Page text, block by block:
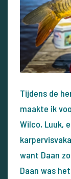
Tijdens de
maakte ik
Wilco, Luuk,
want Daan
Daan was